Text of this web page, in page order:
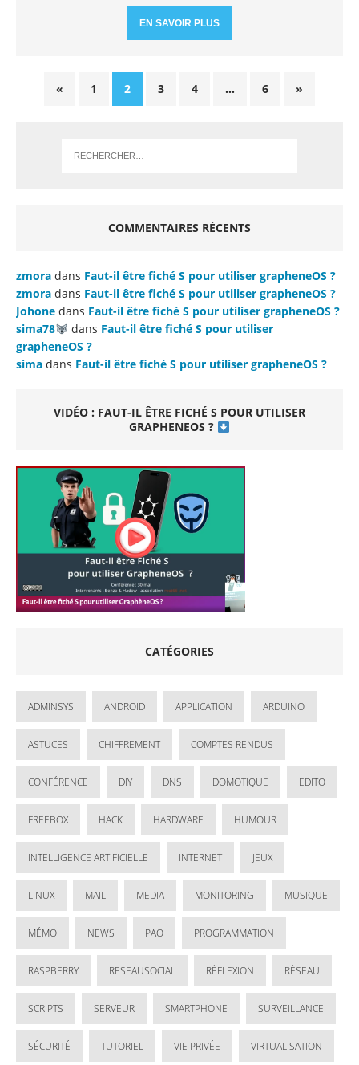
EN SAVOIR PLUS
« 1 2 3 4 … 6 »
COMMENTAIRES RÉCENTS
zmora dans Faut-il être fiché S pour utiliser grapheneOS ?
zmora dans Faut-il être fiché S pour utiliser grapheneOS ?
Johone dans Faut-il être fiché S pour utiliser grapheneOS ?
sima78
dans Faut-il être fiché S pour utiliser
grapheneOS ?
sima dans Faut-il être fiché S pour utiliser grapheneOS ?
VIDÉO : FAUT-IL ÊTRE FICHÉ S POUR UTILISER
GRAPHENEOS ?
CATÉGORIES
ADMINSYS ANDROID APPLICATION ARDUINO
ASTUCES CHIFFREMENT COMPTES RENDUS
CONFÉRENCE DIY DNS DOMOTIQUE EDITO
FREEBOX HACK HARDWARE HUMOUR
INTELLIGENCE ARTIFICIELLE INTERNET JEUX
LINUX MAIL MEDIA MONITORING MUSIQUE
MÉMO NEWS PAO PROGRAMMATION
RASPBERRY RESEAUSOCIAL RÉFLEXION RÉSEAU
SCRIPTS SERVEUR SMARTPHONE SURVEILLANCE
SÉCURITÉ TUTORIEL VIE PRIVÉE VIRTUALISATION